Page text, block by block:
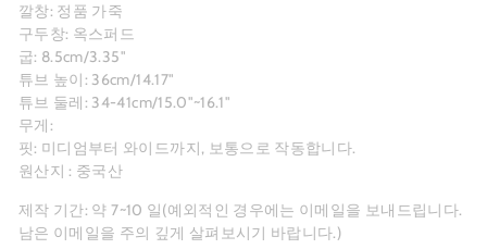
깔창: 정품 가죽
구두창: 옥스퍼드
굽: 8.5cm/3.35"
튜브 높이: 36cm/14.17"
튜브 둘레: 34-41cm/15.0"~16.1"
무게:
핏: 미디엄부터 와이드까지, 보통으로 작동합니다.
원산지 : 중국산
제작 기간: 약 7~10 일(예외적인 경우에는 이메일을 보내드립니다.
남은 이메일을 주의 깊게 살펴보시기 바랍니다.)